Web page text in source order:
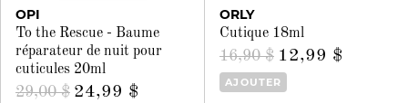
OPI
To the Rescue - Baume
réparateur de nuit pour
cuticules 20ml
29,00 $ 24,99 $
ORLY
Cutique 18ml
16,90 $ 12,99 $
AJOUTER